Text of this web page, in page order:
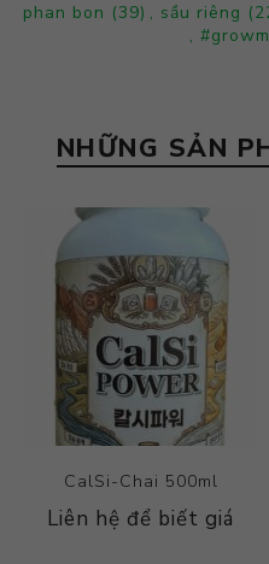
phan bon (39) , sầu riêng
,
NHỮNG SẢN
CalSi-Chai 500ml
Liên hệ để biết giá